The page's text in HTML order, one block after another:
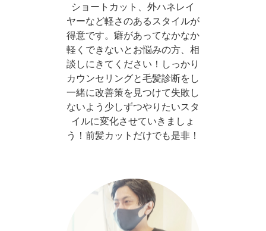
ショートカット、外ハネレイ
ヤーなど軽さのあるスタイルが
得意です。癖があってなかなか
軽くできないとお悩みの方、相
談しにきてください！しっかり
カウンセリングと毛髪診断をし
一緒に改善策を見つけて失敗し
ないよう少しずつやりたいスタ
イルに変化させていきましょ
う！前髪カットだけでも是非！